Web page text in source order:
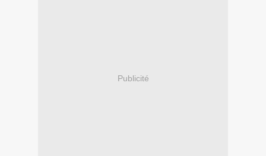
Publicité